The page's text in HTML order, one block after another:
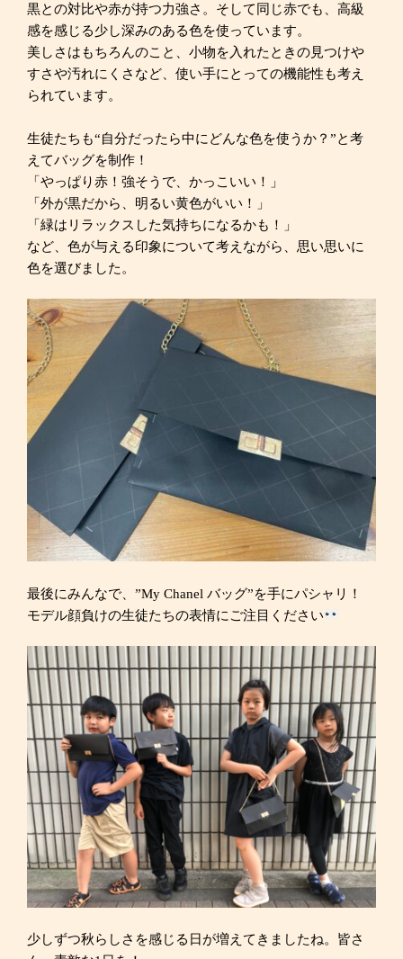
黒との対比や赤が持つ力強さ。そして同じ赤でも、高級
感を感じる少し深みのある色を使っています。
美しさはもちろんのこと、小物を入れたときの見つけや
すさや汚れにくさなど、使い手にとっての機能性も考え
られています。
生徒たちも“自分だったら中にどんな色を使うか？”と考
えてバッグを制作！
「やっぱり赤！強そうで、かっこいい！」
「外が黒だから、明るい黄色がいい！」
「緑はリラックスした気持ちになるかも！」
など、色が与える印象について考えながら、思い思いに
色を選びました。
最後にみんなで、”My Chanel バッグ”を手にパシャリ！
モデル顔負けの生徒たちの表情にご注目ください
少しずつ秋らしさを感じる日が増えてきましたね。皆さ